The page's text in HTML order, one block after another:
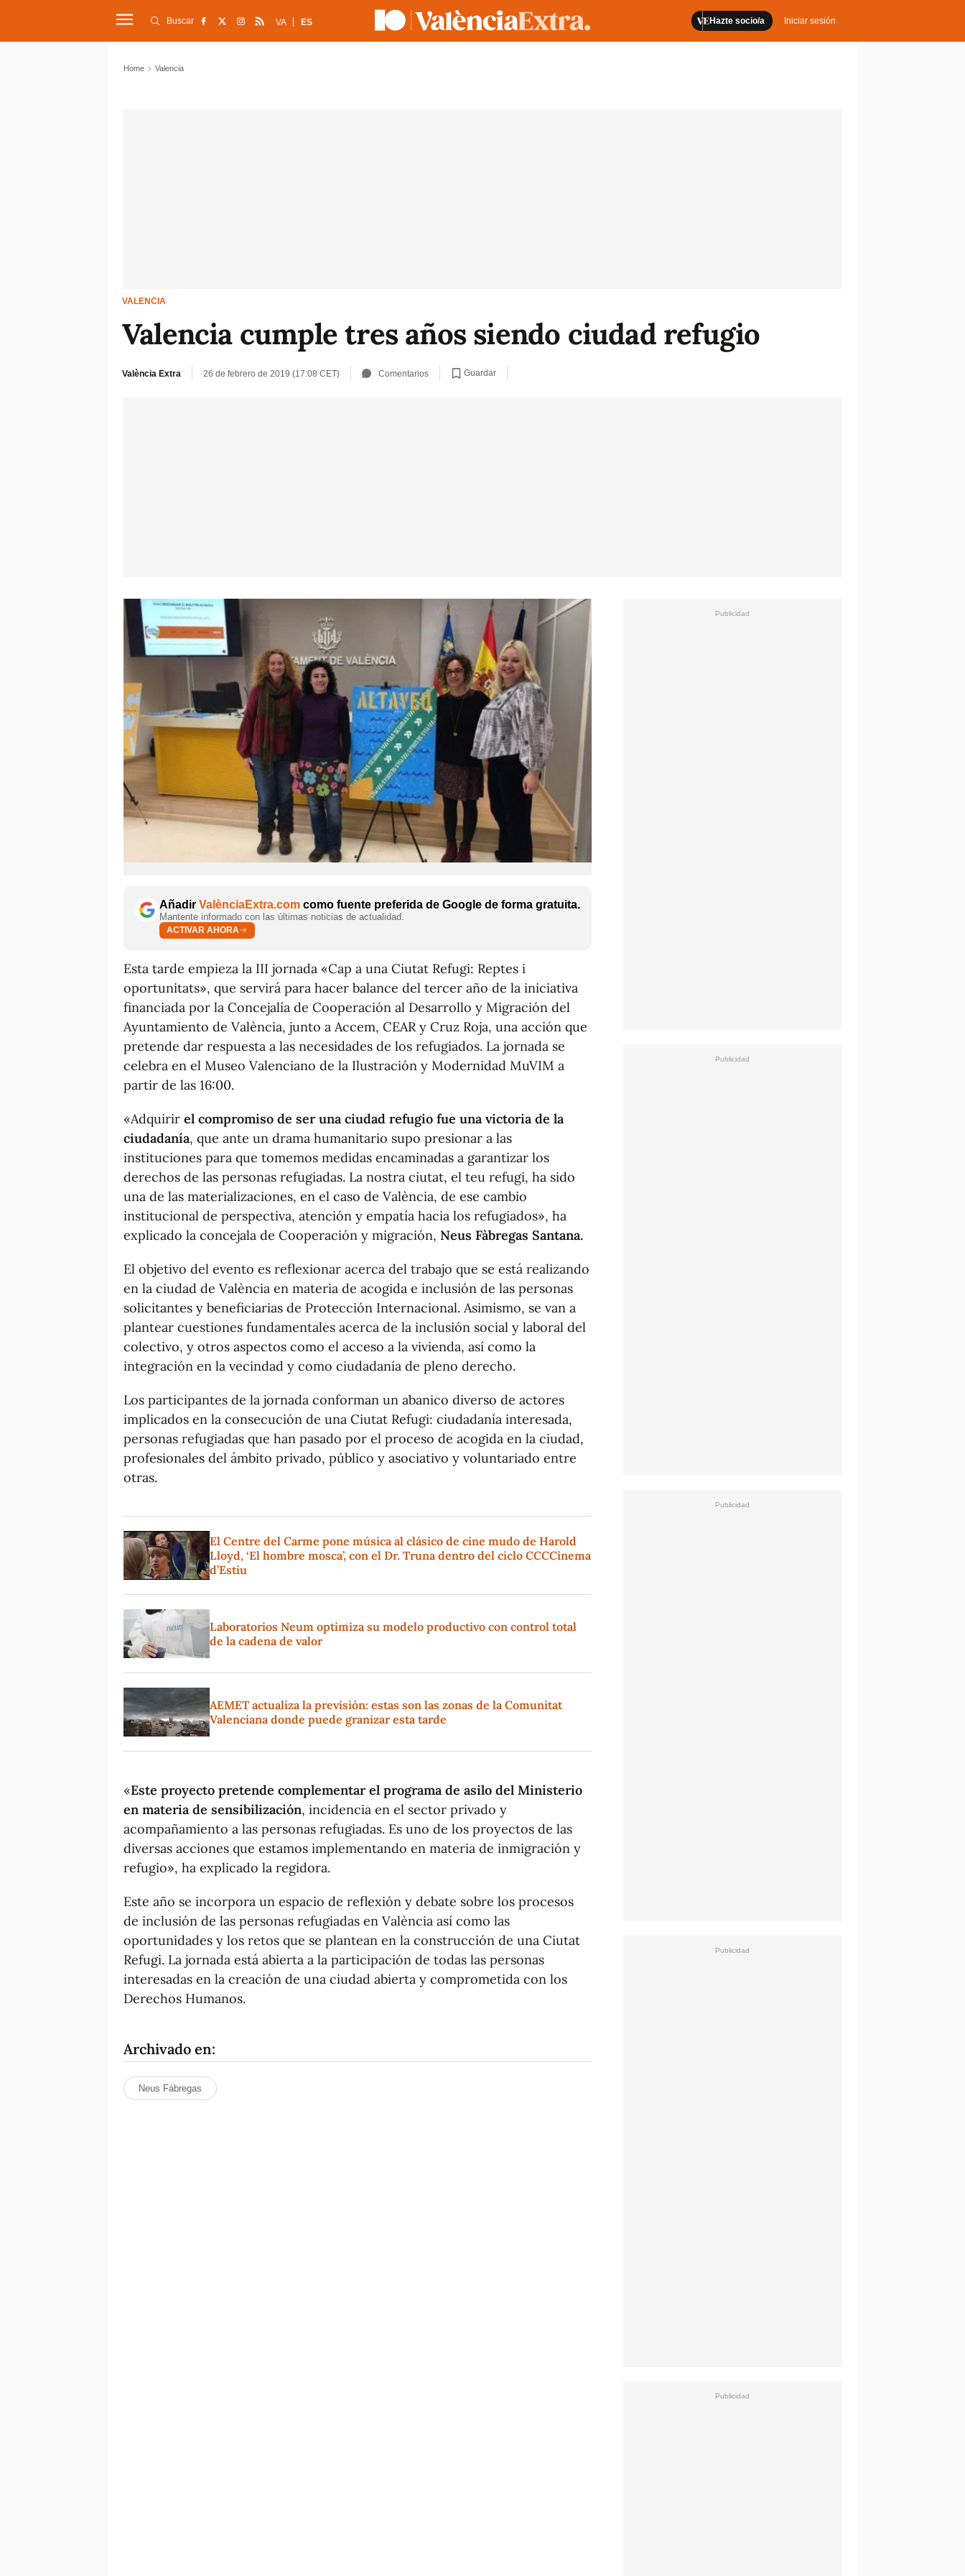
Hazte socio/a Iniciar sesión
Buscar VA ES
Home Valencia
VALENCIA
Valencia cumple tres años siendo ciudad refugio
València Extra 26 de febrero de 2019 (17:08 CET) Comentarios Guardar
Añadir ValènciaExtra.com como fuente preferida de Google de forma gratuita.
Mantente informado con las últimas noticias de actualidad.
ACTIVAR AHORA
Esta tarde empieza la III jornada «Cap a una Ciutat Refugi: Reptes i
oportunitats», que servirá para hacer balance del tercer año de la iniciativa
financiada por la Concejalía de Cooperación al Desarrollo y Migración del
Ayuntamiento de València, junto a Accem, CEAR y Cruz Roja, una acción que
pretende dar respuesta a las necesidades de los refugiados. La jornada se
celebra en el Museo Valenciano de la Ilustración y Modernidad MuVIM a
partir de las 16:00.
«Adquirir el compromiso de ser una ciudad refugio fue una victoria de la
ciudadanía, que ante un drama humanitario supo presionar a las
instituciones para que tomemos medidas encaminadas a garantizar los
derechos de las personas refugiadas. La nostra ciutat, el teu refugi, ha sido
una de las materializaciones, en el caso de València, de ese cambio
institucional de perspectiva, atención y empatía hacia los refugiados», ha
explicado la concejala de Cooperación y migración, Neus Fàbregas Santana.
El objetivo del evento es reflexionar acerca del trabajo que se está realizando
en la ciudad de València en materia de acogida e inclusión de las personas
solicitantes y beneficiarias de Protección Internacional. Asimismo, se van a
plantear cuestiones fundamentales acerca de la inclusión social y laboral del
colectivo, y otros aspectos como el acceso a la vivienda, así como la
integración en la vecindad y como ciudadanía de pleno derecho.
Los participantes de la jornada conforman un abanico diverso de actores
implicados en la consecución de una Ciutat Refugi: ciudadanía interesada,
personas refugiadas que han pasado por el proceso de acogida en la ciudad,
profesionales del ámbito privado, público y asociativo y voluntariado entre
otras.
El Centre del Carme pone música al clásico de cine mudo de Harold
Lloyd, ‘El hombre mosca’, con el Dr. Truna dentro del ciclo CCCCinema
d’Estiu
Laboratorios Neum optimiza su modelo productivo con control total
de la cadena de valor
AEMET actualiza la previsión: estas son las zonas de la Comunitat
Valenciana donde puede granizar esta tarde
«Este proyecto pretende complementar el programa de asilo del Ministerio
en materia de sensibilización, incidencia en el sector privado y
acompañamiento a las personas refugiadas. Es uno de los proyectos de las
diversas acciones que estamos implementando en materia de inmigración y
refugio», ha explicado la regidora.
Este año se incorpora un espacio de reflexión y debate sobre los procesos
de inclusión de las personas refugiadas en València así como las
oportunidades y los retos que se plantean en la construcción de una Ciutat
Refugi. La jornada está abierta a la participación de todas las personas
interesadas en la creación de una ciudad abierta y comprometida con los
Derechos Humanos.
Archivado en:
Neus Fábregas